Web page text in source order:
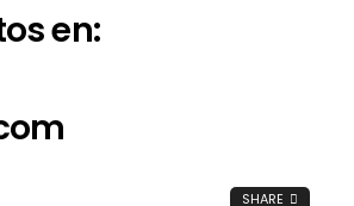
en:
SHARE